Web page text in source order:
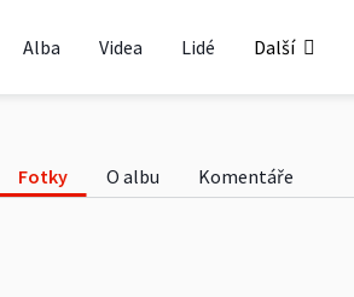
Alba Videa Lidé Další
Fotky O albu Komentáře